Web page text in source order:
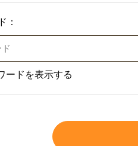
：
ードを表示する